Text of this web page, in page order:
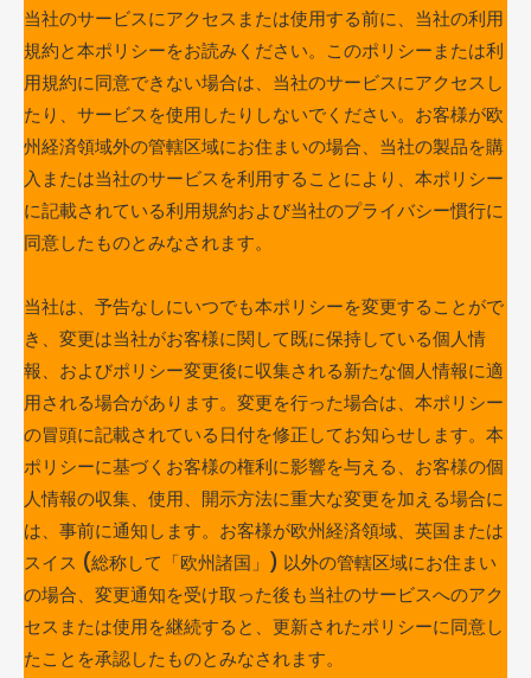
当社のサービスにアクセスまたは使用する前に、当社の利用
規約と本ポリシーをお読みください。このポリシーまたは利
用規約に同意できない場合は、当社のサービスにアクセスし
たり、サービスを使用したりしないでください。お客様が欧
州経済領域外の管轄区域にお住まいの場合、当社の製品を購
入または当社のサービスを利用することにより、本ポリシー
に記載されている利用規約および当社のプライバシー慣行に
同意したものとみなされます。
当社は、予告なしにいつでも本ポリシーを変更することがで
き、変更は当社がお客様に関して既に保持している個人情
報、およびポリシー変更後に収集される新たな個人情報に適
用される場合があります。変更を行った場合は、本ポリシー
の冒頭に記載されている日付を修正してお知らせします。本
ポリシーに基づくお客様の権利に影響を与える、お客様の個
人情報の収集、使用、開示方法に重大な変更を加える場合に
は、事前に通知します。お客様が欧州経済領域、英国または
スイス (総称して「欧州諸国」) 以外の管轄区域にお住まい
の場合、変更通知を受け取った後も当社のサービスへのアク
セスまたは使用を継続すると、更新されたポリシーに同意し
たことを承認したものとみなされます。